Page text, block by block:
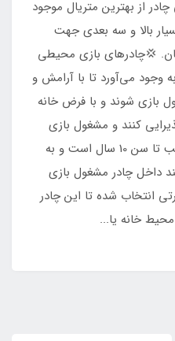
از بهترین متریال موجود
بالا و سه بعدی جهت
💢چادرهای بازی محیطی
وجود می‌آورد تا با آرامش و
بازی شوند و با فرض خانه
کنند و مشغول بازی
شوند.💢چادرهای نوجوان مناسب تا سن 10 سال است و به
داخل چادر مشغول بازی
انتخاب شده تا این چادر
خانه یا...